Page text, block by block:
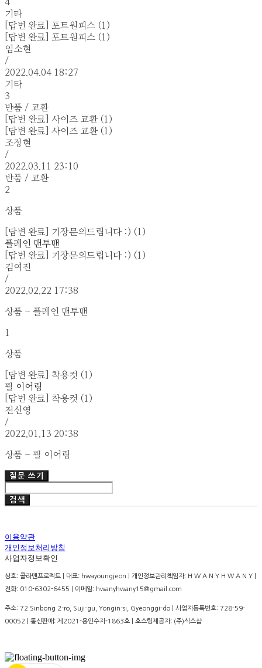
4
기타
[답변 완료] 포트원피스 (1)
[답변 완료] 포트원피스 (1)
임소현
/
2022.04.04 18:27
기타
3
반품 / 교환
[답변 완료] 사이즈 교환 (1)
[답변 완료] 사이즈 교환 (1)
조정현
/
2022.03.11 23:10
반품 / 교환
2
상품
[답변 완료] 기장문의드립니다 :) (1)
플레인 맨투맨
[답변 완료] 기장문의드립니다 :) (1)
김여진
/
2022.02.22 17:38
상품 - 플레인 맨투맨
1
상품
[답변 완료] 착용컷 (1)
펄 이어링
[답변 완료] 착용컷 (1)
전신영
/
2022.01.13 20:38
상품 - 펄 이어링
질문 쓰기
검색
이용약관
개인정보처리방침
사업자정보확인
상호: 콜라맨프로젝트 | 대표: hwayoungjeon | 개인정보관리책임자: H W A N Y H W A N Y |
전화: 010-6302-6455 | 이메일: hwanyhwany15@gmail.com
주소: 72 Sinbong 2-ro, Suji-gu, Yongin-si, Gyeonggi-do | 사업자등록번호: 728-59-
00052 | 통신판매: 제2021-용인수지-1863호 | 호스팅제공자: (주)식스샵